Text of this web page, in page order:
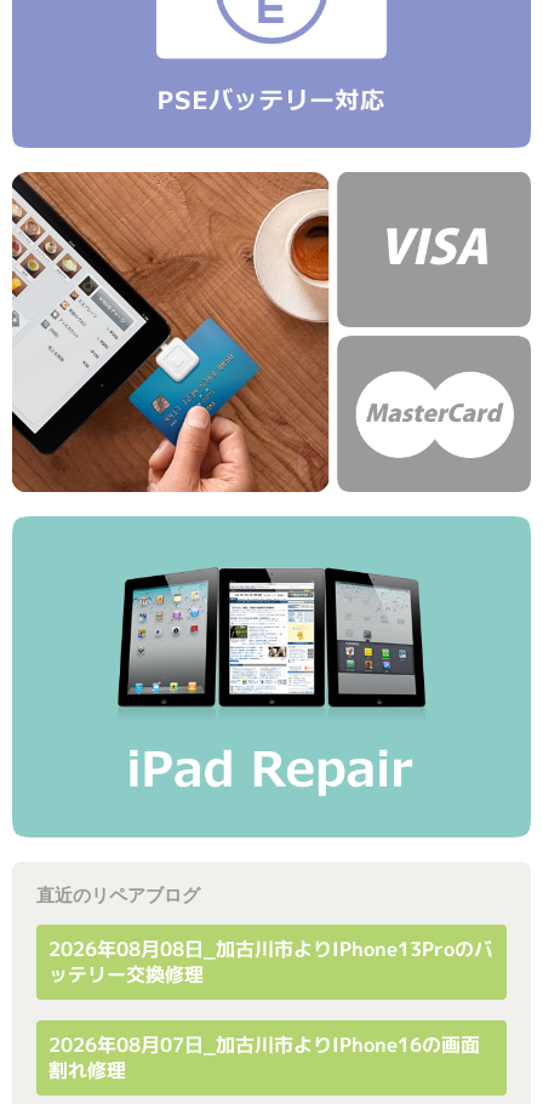
直近のリペアブログ
2026年08月08日_加古川市よりiPhone13Proのバ
ッテリー交換修理
2026年08月07日_加古川市よりiPhone16の画面
割れ修理